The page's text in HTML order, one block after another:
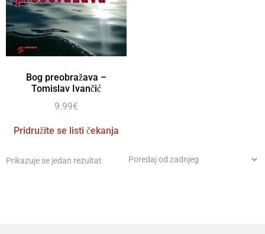
Bog preobražava –
Tomislav Ivančić
9.99€
Pridružite se listi čekanja
Prikazuje se jedan rezultat